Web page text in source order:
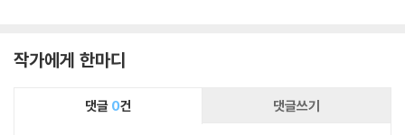
경력_ 실천교육교사모임 회장, 비고츠키연구회, 초등교육과정연구모임
작가에게 한마디
댓글 0건 댓글쓰기